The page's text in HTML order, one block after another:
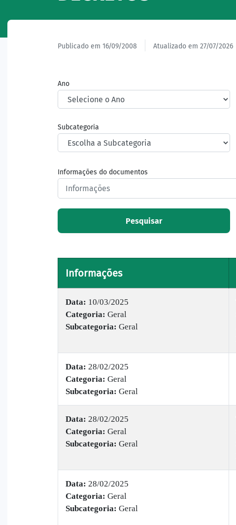
Publicado em 16/09/2008 Atualizado em 27/07/2026
Ano
Subcategoria
Informações do documentos
Pesquisar
Informações
Data: 10/03/2025
Categoria: Geral
Subcategoria: Geral
Data: 28/02/2025
Categoria: Geral
Subcategoria: Geral
Data: 28/02/2025
Categoria: Geral
Subcategoria: Geral
Data: 28/02/2025
Categoria: Geral
Subcategoria: Geral